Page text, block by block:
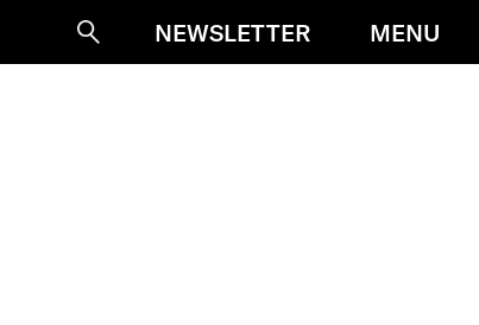
SucheNEWSLETTER MENU